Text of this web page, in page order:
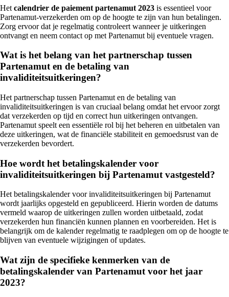
Het calendrier de paiement partenamut 2023 is essentieel voor
Partenamut-verzekerden om op de hoogte te zijn van hun betalingen.
Zorg ervoor dat je regelmatig controleert wanneer je uitkeringen
ontvangt en neem contact op met Partenamut bij eventuele vragen.
Wat is het belang van het partnerschap tussen
Partenamut en de betaling van
invaliditeitsuitkeringen?
Het partnerschap tussen Partenamut en de betaling van
invaliditeitsuitkeringen is van cruciaal belang omdat het ervoor zorgt
dat verzekerden op tijd en correct hun uitkeringen ontvangen.
Partenamut speelt een essentiële rol bij het beheren en uitbetalen van
deze uitkeringen, wat de financiële stabiliteit en gemoedsrust van de
verzekerden bevordert.
Hoe wordt het betalingskalender voor
invaliditeitsuitkeringen bij Partenamut vastgesteld?
Het betalingskalender voor invaliditeitsuitkeringen bij Partenamut
wordt jaarlijks opgesteld en gepubliceerd. Hierin worden de datums
vermeld waarop de uitkeringen zullen worden uitbetaald, zodat
verzekerden hun financiën kunnen plannen en voorbereiden. Het is
belangrijk om de kalender regelmatig te raadplegen om op de hoogte te
blijven van eventuele wijzigingen of updates.
Wat zijn de specifieke kenmerken van de
betalingskalender van Partenamut voor het jaar
2023?